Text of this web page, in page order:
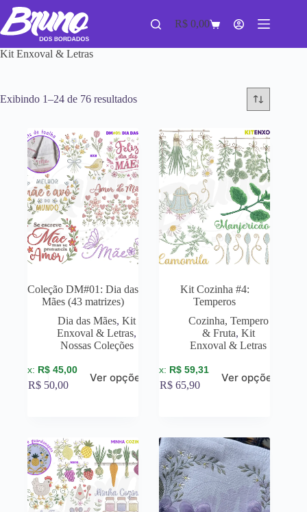
R$ 0,00
Kit Enxoval & Letras
Exibindo 1–24 de 76 resultados
Coleção DM#01: Dia das
Mães (43 matrizes)
Dia das Mães,Kit
Enxoval & Letras,
Nossas Coleções
R$ 45,00
R$ 50,00
Ver opções
Kit Cozinha #4:
Temperos
Cozinha, Tempero
& Fruta, Kit
Enxoval & Letras
R$ 59,31
R$ 65,90
Ver opções